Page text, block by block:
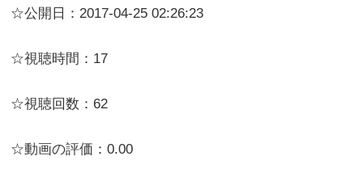
☆公開日：2017-04-25 02:26:23
☆視聴時間：17
☆視聴回数：62
☆動画の評価：0.00